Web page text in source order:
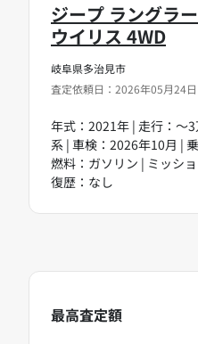
岐阜県多治見市
査定依頼日：2026年05月24日
ジープ ラングラ
ウイリス 4WD
年式：2021年 | 走行：～
系 | 車検：2026年10月 |
燃料：ガソリン | ミッシ
復歴：なし
最高査定額